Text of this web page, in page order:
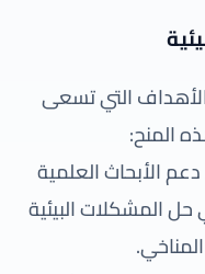
الأهداف التي تسعى
المنح:
الأبحاث العلمية
حل المشكلات البيئية